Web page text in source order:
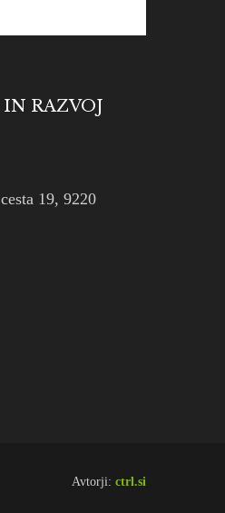
RAZVOJ
19, 9220
Avtorji: ctrl.si